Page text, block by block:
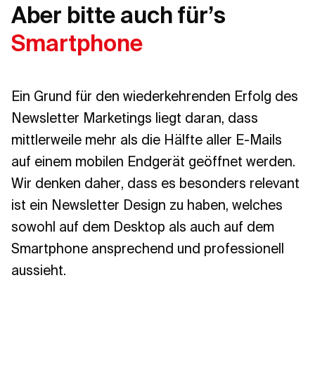
Aber bitte auch für’s
Smartphone
Ein Grund für den wiederkehrenden Erfolg des
Newsletter Marketings liegt daran, dass
mittlerweile mehr als die Hälfte aller E-Mails
auf einem mobilen Endgerät geöffnet werden.
Wir denken daher, dass es besonders relevant
ist ein Newsletter Design zu haben, welches
sowohl auf dem Desktop als auch auf dem
Smartphone ansprechend und professionell
aussieht.